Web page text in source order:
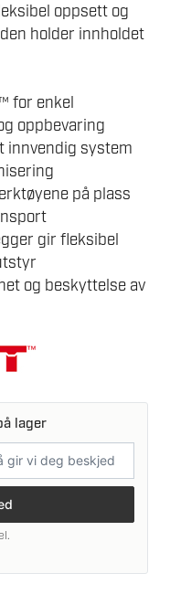
oppsett og
holder innholdet
for enkel
oppbevaring
innvendig system
på plass
gir fleksibel
og beskyttelse av
lager